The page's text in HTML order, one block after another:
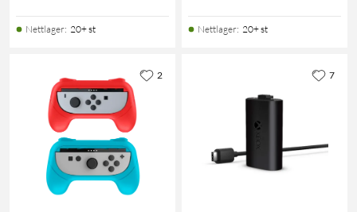
Nettlager: 20+ st Nettlager: 20+ st
2 7